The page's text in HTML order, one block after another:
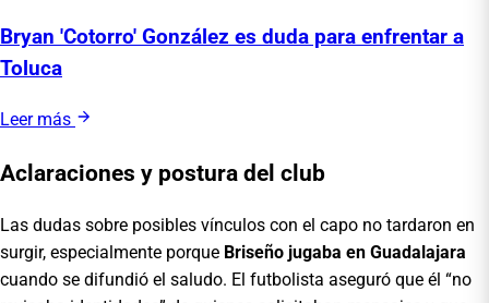
Bryan 'Cotorro' González es duda para enfrentar a
Toluca
Leer más
Aclaraciones y postura del club
Las dudas sobre posibles vínculos con el capo no tardaron en
surgir, especialmente porque Briseño jugaba en Guadalajara
cuando se difundió el saludo. El futbolista aseguró que él “no